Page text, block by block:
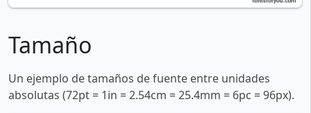
Tamaño
Un ejemplo de tamaños de fuente entre unidades
absolutas (72pt = 1in = 2.54cm = 25.4mm = 6pc = 96px).